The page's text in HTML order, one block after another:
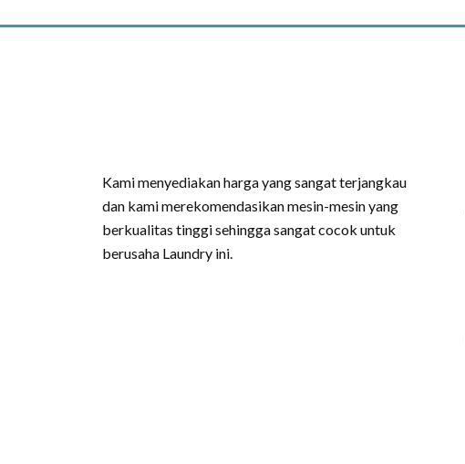
Kami menyediakan harga yang sangat terjangkau
dan kami merekomendasikan mesin-mesin yang
berkualitas tinggi sehingga sangat cocok untuk
berusaha Laundry ini.